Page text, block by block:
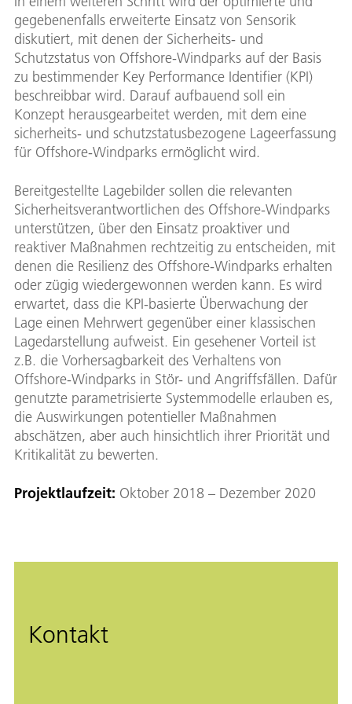
gegebenenfalls erweiterte Einsatz von Sensorik
diskutiert, mit denen der Sicherheits- und
Schutzstatus von Offshore-Windparks auf der Basis
zu bestimmender Key Performance Identifier (KPI)
beschreibbar wird. Darauf aufbauend soll ein
Konzept herausgearbeitet werden, mit dem eine
sicherheits- und schutzstatusbezogene Lageerfassung
für Offshore-Windparks ermöglicht wird.
Bereitgestellte Lagebilder sollen die relevanten
Sicherheitsverantwortlichen des Offshore-Windparks
unterstützen, über den Einsatz proaktiver und
reaktiver Maßnahmen rechtzeitig zu entscheiden, mit
denen die Resilienz des Offshore-Windparks erhalten
oder zügig wiedergewonnen werden kann. Es wird
erwartet, dass die KPI-basierte Überwachung der
Lage einen Mehrwert gegenüber einer klassischen
Lagedarstellung aufweist. Ein gesehener Vorteil ist
z.B. die Vorhersagbarkeit des Verhaltens von
Offshore-Windparks in Stör- und Angriffsfällen. Dafür
genutzte parametrisierte Systemmodelle erlauben es,
die Auswirkungen potentieller Maßnahmen
abschätzen, aber auch hinsichtlich ihrer Priorität und
Kritikalität zu bewerten.
Projektlaufzeit: Oktober 2018 – Dezember 2020
Kontakt